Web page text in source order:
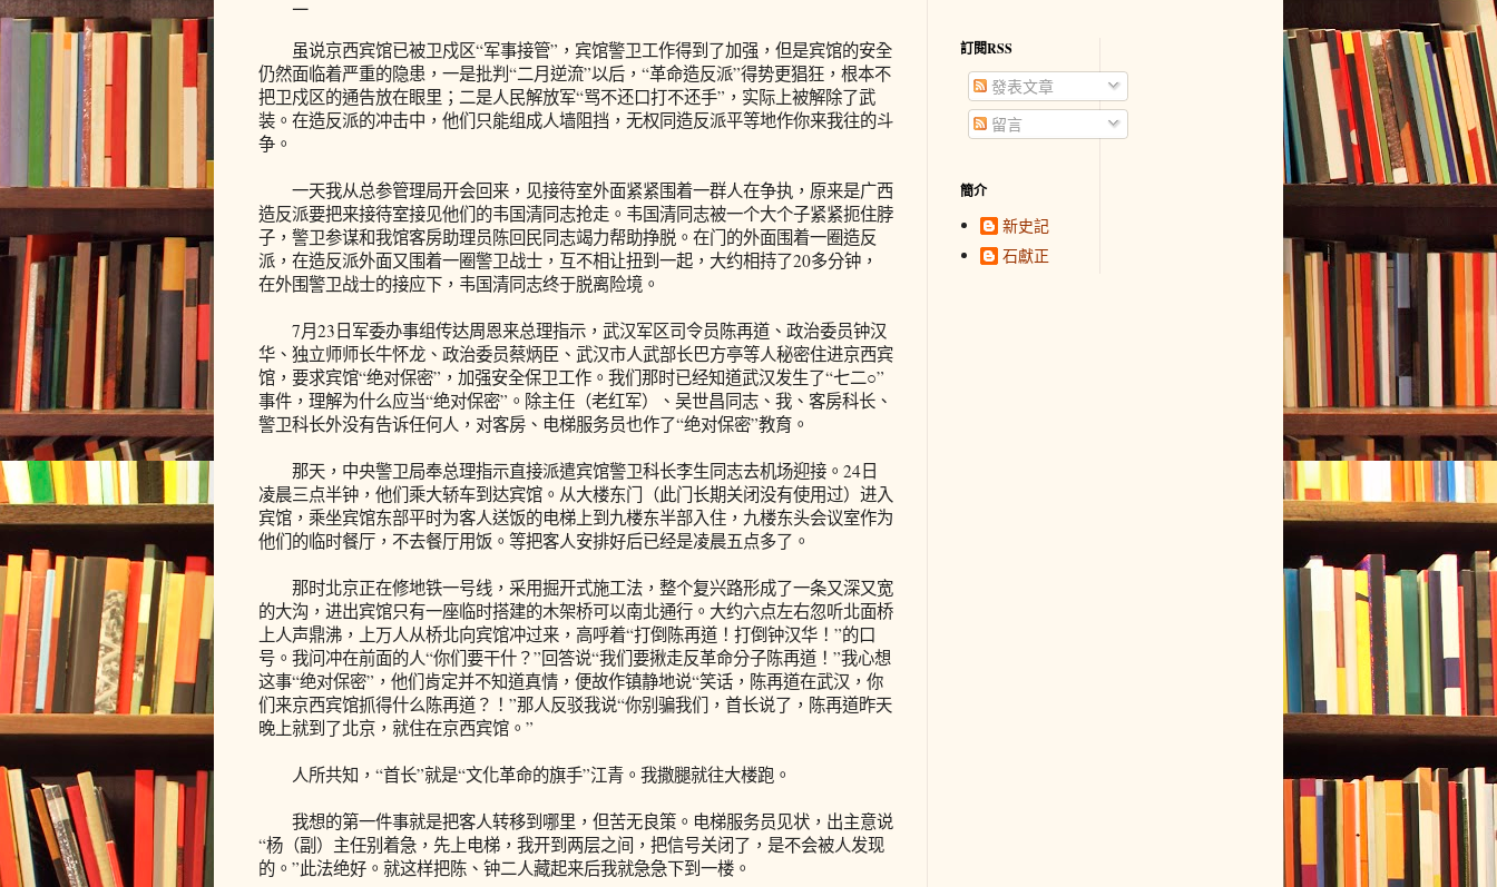
虽说京西宾馆已被卫戍区“军事接管”，宾馆警卫工作得到了加强，但是宾馆的安全
仍然面临着严重的隐患，一是批判“二月逆流”以后，“革命造反派”得势更猖狂，根本不
把卫戍区的通告放在眼里；二是人民解放军“骂不还口打不还手”，实际上被解除了武
装。在造反派的冲击中，他们只能组成人墙阻挡，无权同造反派平等地作你来我往的斗
争。
一天我从总参管理局开会回来，见接待室外面紧紧围着一群人在争执，原来是广西
造反派要把来接待室接见他们的韦国清同志抢走。韦国清同志被一个大个子紧紧扼住脖
子，警卫参谋和我馆客房助理员陈回民同志竭力帮助挣脱。在门的外面围着一圈造反
派，在造反派外面又围着一圈警卫战士，互不相让扭到一起，大约相持了20多分钟，
在外围警卫战士的接应下，韦国清同志终于脱离险境。
7月23日军委办事组传达周恩来总理指示，武汉军区司令员陈再道、政治委员钟汉
华、独立师师长牛怀龙、政治委员蔡炳臣、武汉市人武部长巴方亭等人秘密住进京西宾
馆，要求宾馆“绝对保密”，加强安全保卫工作。我们那时已经知道武汉发生了“七二○”
事件，理解为什么应当“绝对保密”。除主任（老红军）、吴世昌同志、我、客房科长、
警卫科长外没有告诉任何人，对客房、电梯服务员也作了“绝对保密”教育。
那天，中央警卫局奉总理指示直接派遣宾馆警卫科长李生同志去机场迎接。24日
凌晨三点半钟，他们乘大轿车到达宾馆。从大楼东门（此门长期关闭没有使用过）进入
宾馆，乘坐宾馆东部平时为客人送饭的电梯上到九楼东半部入住，九楼东头会议室作为
他们的临时餐厅，不去餐厅用饭。等把客人安排好后已经是凌晨五点多了。
那时北京正在修地铁一号线，采用掘开式施工法，整个复兴路形成了一条又深又宽
的大沟，进出宾馆只有一座临时搭建的木架桥可以南北通行。大约六点左右忽听北面桥
上人声鼎沸，上万人从桥北向宾馆冲过来，高呼着“打倒陈再道！打倒钟汉华！”的口
号。我问冲在前面的人“你们要干什？”回答说“我们要揪走反革命分子陈再道！”我心想
这事“绝对保密”，他们肯定并不知道真情，便故作镇静地说“笑话，陈再道在武汉，你
们来京西宾馆抓得什么陈再道？！”那人反驳我说“你别骗我们，首长说了，陈再道昨天
晚上就到了北京，就住在京西宾馆。”
人所共知，“首长”就是“文化革命的旗手”江青。我撒腿就往大楼跑。
我想的第一件事就是把客人转移到哪里，但苦无良策。电梯服务员见状，出主意说
“杨（副）主任别着急，先上电梯，我开到两层之间，把信号关闭了，是不会被人发现
的。”此法绝好。就这样把陈、钟二人藏起来后我就急急下到一楼。
訂閱RSS
發表文章
留言
簡介
新史記
石獻正